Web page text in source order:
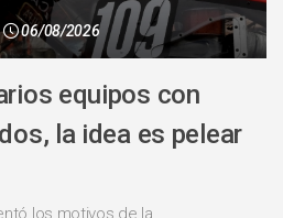
06/08/2026
equipos con
la idea es pelear
los motivos de la